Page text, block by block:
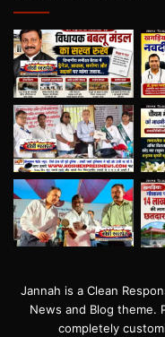
Jannah is a Clean
News and Blog theme.
completely